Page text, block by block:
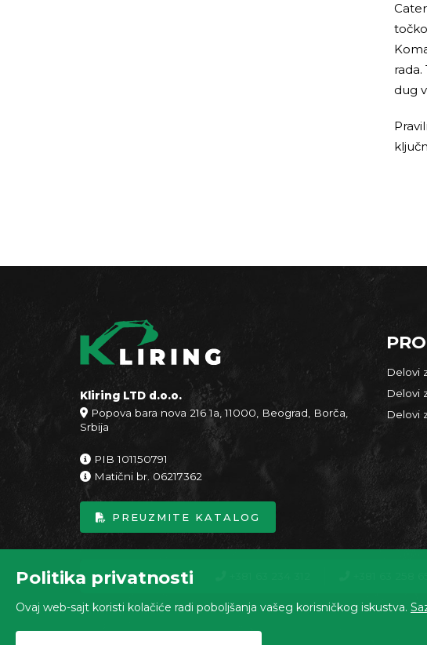
dug
Kliring LTD d.o.o.
Popova bara nova 216 1a, 11000, Beograd, Borča,
Srbija
PIB 101150791
Matični br. 06217362
PREUZMITE KATALOG
Delovi
Delovi
Delovi
Politika privatnosti
Ovaj web-sajt koristi kolačiće radi poboljšanja vašeg korisničkog iskustva.